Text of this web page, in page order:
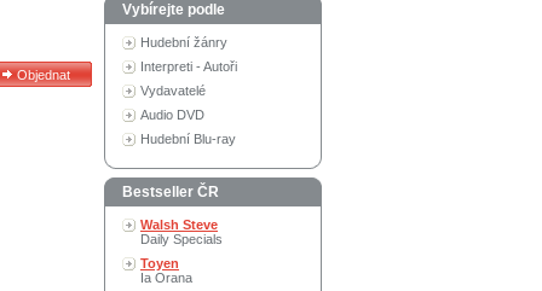
Vybírejte podle
Hudební žánry
Interpreti - Autoři
Vydavatelé
Audio DVD
Hudební Blu-ray
Bestseller ČR
Walsh Steve
Daily Specials
Toyen
Ia Orana